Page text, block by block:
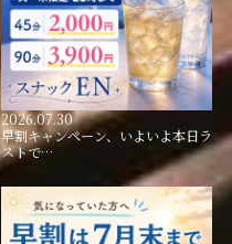
2026.07.30
早割キャンペーン、いよいよ本日ラ
ストで…